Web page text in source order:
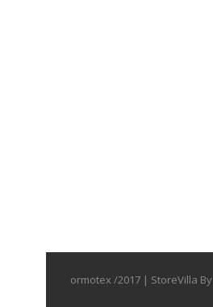
ormotex /2017 | StoreVilla By